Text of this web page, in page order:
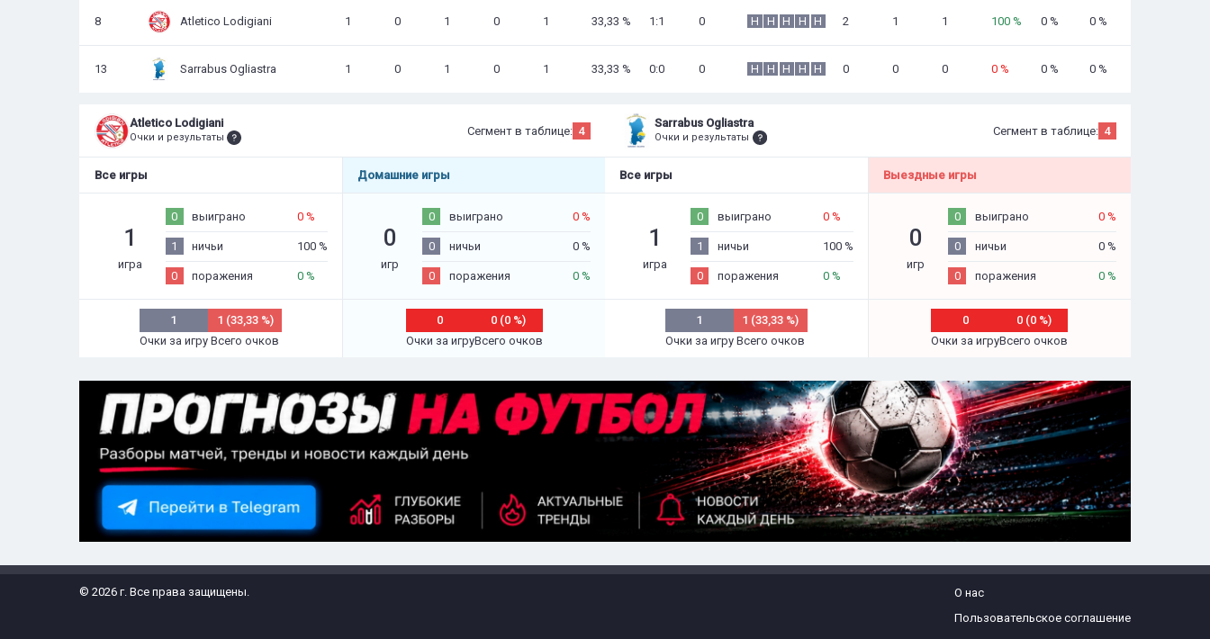
8 Atletico Lodigiani 1 0 1 0 1 33,33 % 1:1 0 Н Н Н Н Н 2 1 1 100 % 0 % 0 %
13 Sarrabus Ogliastra 1 0 1 0 1 33,33 % 0:0 0 Н Н Н Н Н 0 0 0 0 % 0 % 0 %
Atletico Lodigiani
Очки и результаты Сегмент в таблице: 4
Все игры
1
игра
0 выиграно 0 %
1 ничьи 100 %
0 поражения 0 %
1
Очки за игру
1 (33,33 %)
Всего очков
Домашние игры
0
игр
0 выиграно 0 %
0 ничьи 0 %
0 поражения 0 %
0
Очки за игру
0 (0 %)
Всего очков
Sarrabus Ogliastra
Очки и результаты Сегмент в таблице: 4
Все игры
1
игра
0 выиграно 0 %
1 ничьи 100 %
0 поражения 0 %
1
Очки за игру
1 (33,33 %)
Всего очков
Выездные игры
0
игр
0 выиграно 0 %
0 ничьи 0 %
0 поражения 0 %
0
Очки за игру
0 (0 %)
Всего очков
© 2026 г. Все права защищены.
О нас
Пользовательское соглашение